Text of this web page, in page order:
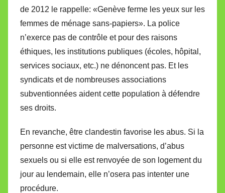
de 2012 le rappelle: «Genève ferme les yeux sur les
femmes de ménage sans-papiers». La police
n’exerce pas de contrôle et pour des raisons
éthiques, les institutions publiques (écoles, hôpital,
services sociaux, etc.) ne dénoncent pas. Et les
syndicats et de nombreuses associations
subventionnées aident cette population à défendre
ses droits.
En revanche, être clandestin favorise les abus. Si la
personne est victime de malversations, d’abus
sexuels ou si elle est renvoyée de son logement du
jour au lendemain, elle n’osera pas intenter une
procédure.